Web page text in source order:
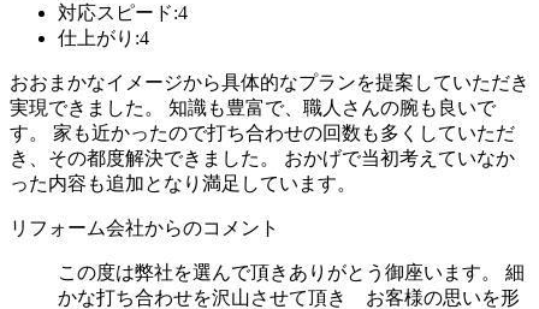
対応スピード:4
仕上がり:4
おおまかなイメージから具体的なプランを提案していただき
実現できました。 知識も豊富で、職人さんの腕も良いで
す。 家も近かったので打ち合わせの回数も多くしていただ
き、その都度解決できました。 おかげで当初考えていなか
った内容も追加となり満足しています。
リフォーム会社からのコメント
この度は弊社を選んで頂きありがとう御座います。 細
かな打ち合わせを沢山させて頂き お客様の思いを形